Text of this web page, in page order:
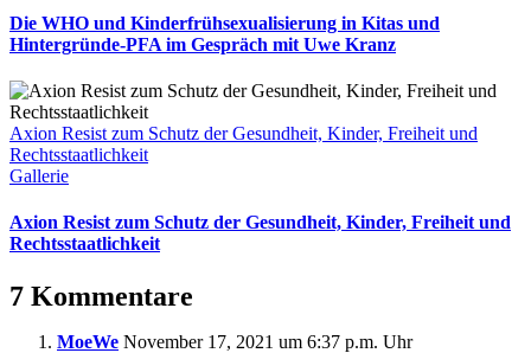
Die WHO und Kinderfrühsexualisierung in Kitas und
Hintergründe-PFA im Gespräch mit Uwe Kranz
Axion Resist zum Schutz der Gesundheit, Kinder, Freiheit und
Rechtsstaatlichkeit
Gallerie
Axion Resist zum Schutz der Gesundheit, Kinder, Freiheit und
Rechtsstaatlichkeit
7 Kommentare
MoeWe November 17, 2021 um 6:37 p.m. Uhr